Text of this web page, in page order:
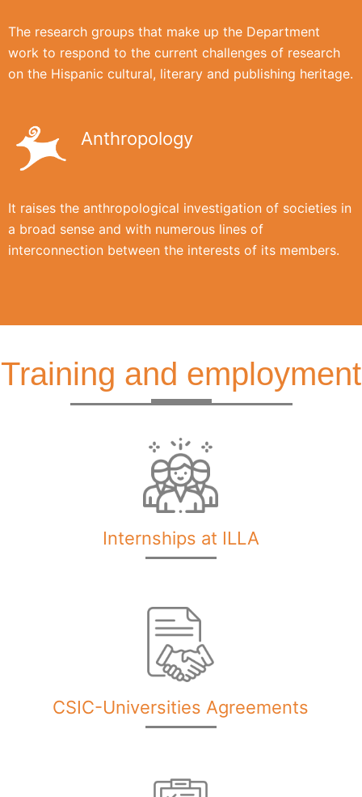
The research groups that make up the Department
work to respond to the current challenges of research
on the Hispanic cultural, literary and publishing heritage.
Anthropology
It raises the anthropological investigation of societies in
a broad sense and with numerous lines of
interconnection between the interests of its members.
Training and employment
Internships at ILLA
CSIC-Universities Agreements